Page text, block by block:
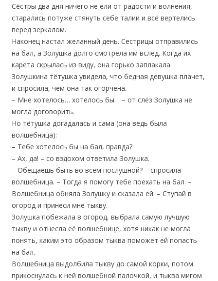
Сёстры два дня ничего не ели от радости и волнения,
старались потуже стянуть себе талии и всё вертелись
перед зеркалом.
Наконец настал желанный день. Сестрицы отправились
на бал, а Золушка долго смотрела им вслед. Когда их
карета скрылась из виду, она горько заплакала.
Золушкина тётушка увидела, что бедная девушка плачет,
и спросила, чем она так огорчена.
– Мне хотелось… хотелось бы… – от слёз Золушка не
могла договорить.
Но тётушка догадалась и сама (она ведь была
волшебница):
– Тебе хотелось бы на бал, правда?
– Ах, да! – со вздохом ответила Золушка.
– Обещаешь быть во всём послушной? – спросила
волшебница. – Тогда я помогу тебе поехать на бал. –
Волшебница обняла Золушку и сказала ей: – Ступай в
огород и принеси мне тыкву.
Золушка побежала в огород, выбрала самую лучшую
тыкву и отнесла её волшебнице, хотя никак не могла
понять, каким это образом тыква поможет ей попасть
на бал.
Волшебница выдолбила тыкву до самой корки, потом
прикоснулась к ней волшебной палочкой, и тыква мигом